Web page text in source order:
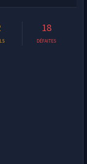
18
DÉFAITES